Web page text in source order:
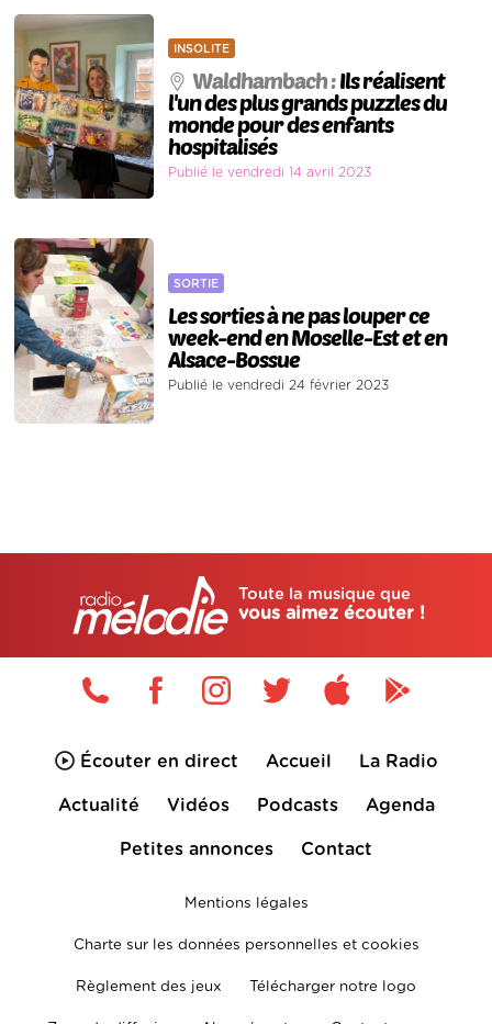
INSOLITE
Waldhambach :Ils réalisent
l'un des plus grands puzzles du
monde pour des enfants
hospitalisés
Publié le vendredi 14 avril 2023
SORTIE
Les sorties à ne pas louper ce
week-end en Moselle-Est et en
Alsace-Bossue
Publié le vendredi 24 février 2023
Toute la musique que
vous aimez écouter !
Écouter en direct Accueil La Radio
Actualité Vidéos Podcasts Agenda
Petites annonces Contact
Mentions légales
Charte sur les données personnelles et cookies
Règlement des jeux Télécharger notre logo